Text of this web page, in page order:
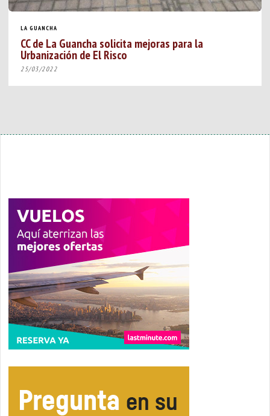
LA GUANCHA
CC de La Guancha solicita mejoras para la
Urbanización de El Risco
25/03/2022